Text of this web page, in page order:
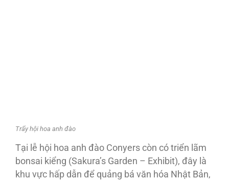
Trẩy hội hoa anh đào
Tại lễ hội hoa anh đào Conyers còn có triển lãm
bonsai kiểng (Sakura’s Garden – Exhibit), đây là
khu vực hấp dẫn để quảng bá văn hóa Nhật Bản,